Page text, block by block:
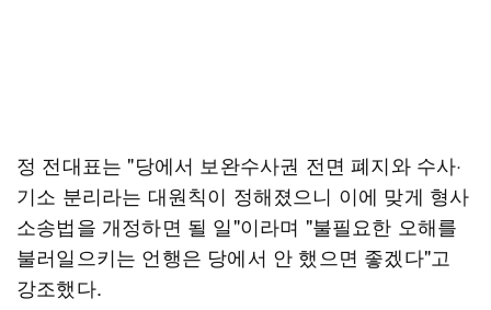
정 전대표는 "당에서 보완수사권 전면 폐지와 수사·
기소 분리라는 대원칙이 정해졌으니 이에 맞게 형사
소송법을 개정하면 될 일"이라며 "불필요한 오해를
불러일으키는 언행은 당에서 안 했으면 좋겠다"고
강조했다.